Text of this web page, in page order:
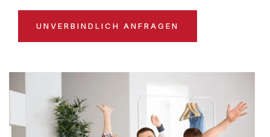
UNVERBINDLICH ANFRAGEN